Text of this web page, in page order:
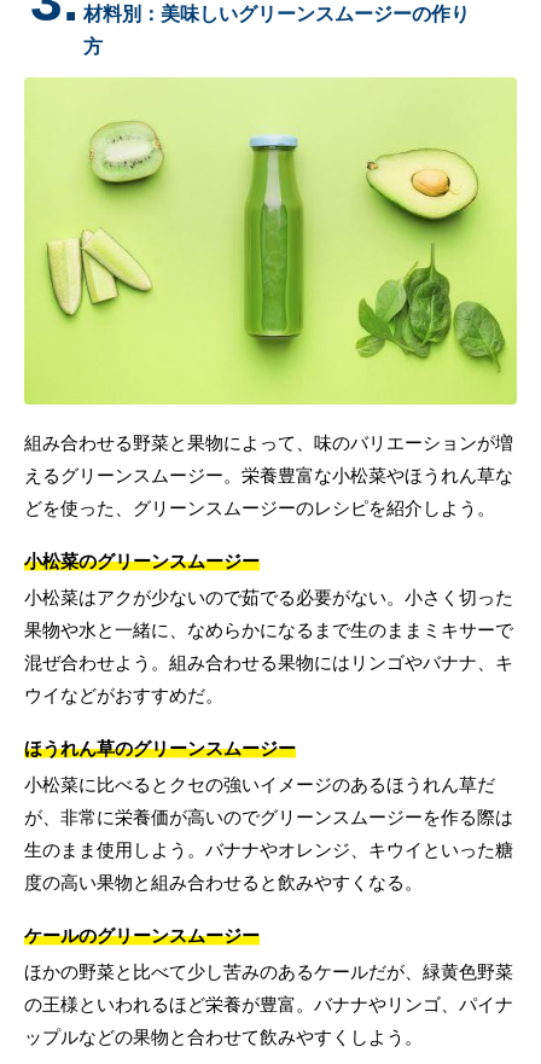
材料別：美味しいグリーンスムージーの作り
方
組み合わせる野菜と果物によって、味のバリエーションが増
えるグリーンスムージー。栄養豊富な小松菜やほうれん草な
どを使った、グリーンスムージーのレシピを紹介しよう。
小松菜のグリーンスムージー
小松菜はアクが少ないので茹でる必要がない。小さく切った
果物や水と一緒に、なめらかになるまで生のままミキサーで
混ぜ合わせよう。組み合わせる果物にはリンゴやバナナ、キ
ウイなどがおすすめだ。
ほうれん草のグリーンスムージー
小松菜に比べるとクセの強いイメージのあるほうれん草だ
が、非常に栄養価が高いのでグリーンスムージーを作る際は
生のまま使用しよう。バナナやオレンジ、キウイといった糖
度の高い果物と組み合わせると飲みやすくなる。
ケールのグリーンスムージー
ほかの野菜と比べて少し苦みのあるケールだが、緑黄色野菜
の王様といわれるほど栄養が豊富。バナナやリンゴ、パイナ
ップルなどの果物と合わせて飲みやすくしよう。